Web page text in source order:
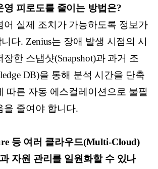
영 피로도를 줄이는 방법은?
어 실제 조치가 가능하도록 정보가
다. Zenius는 장애 발생 시점의 시
한 스냅샷(Snapshot)과 과거 조
DB)을 통해 분석 시간을 단축
따른 자동 에스컬레이션으로 불필
을 줄여야 합니다.
등 여러 클라우드(Multi-Cloud)
자원 관리를 일원화할 수 있나